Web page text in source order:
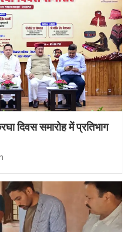
दिवस समारोह में प्रतिभाग